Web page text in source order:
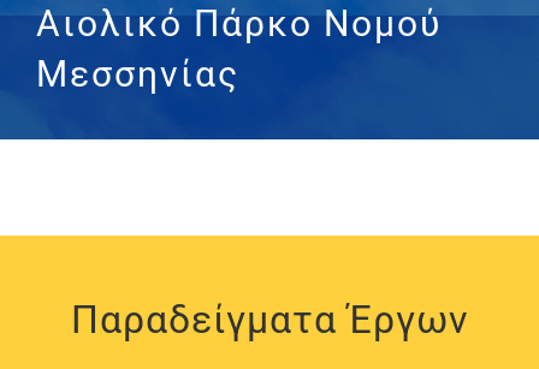
Αιολικό Πάρκο Νομού
Μεσσηνίας
Παραδείγματα Έργων